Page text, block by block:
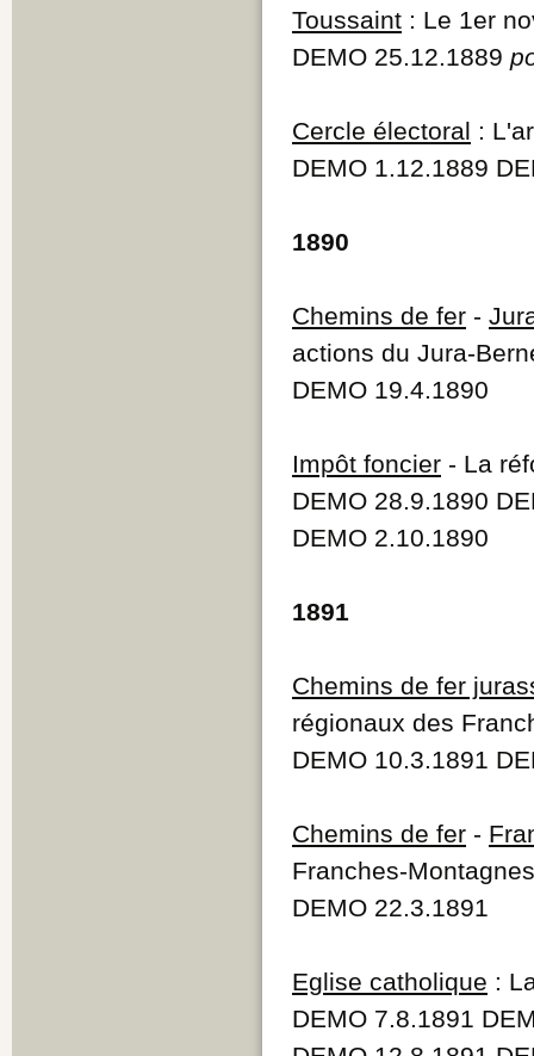
Toussaint : Le 1er
DEMO 25.12.1889
Cercle électoral :
DEMO 1.12.1889
1890
Chemins de fer -
actions du Jura-
DEMO 19.4.1890
Impôt foncier - La
DEMO 28.9.1890
DEMO 2.10.1890
1891
Chemins de fer
régionaux des
DEMO 10.3.1891
Chemins de fer -
Franches-
DEMO 22.3.1891
Eglise catholique :
DEMO 7.8.1891